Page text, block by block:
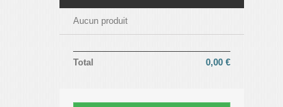
Aucun produit
0,00 €
Total